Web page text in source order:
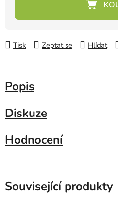
Tisk Zeptat se Hlídat
Popis
Diskuze
Hodnocení
Související produkty